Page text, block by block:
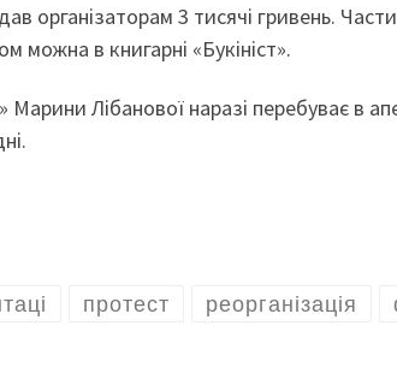
організаторам 3 тисячі гривень.
можна в книгарні «Букініст».
Лібанової наразі перебуває в
протест реорганізація